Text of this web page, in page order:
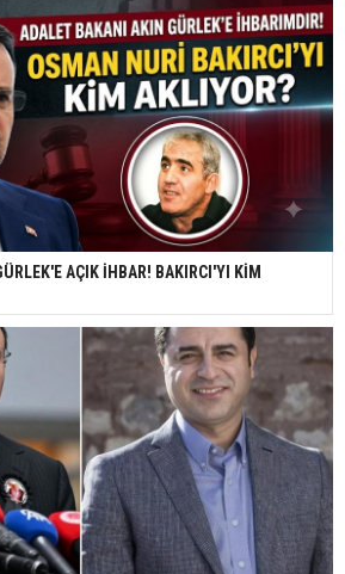
AÇIK İHBAR! BAKIRCI'YI KİM